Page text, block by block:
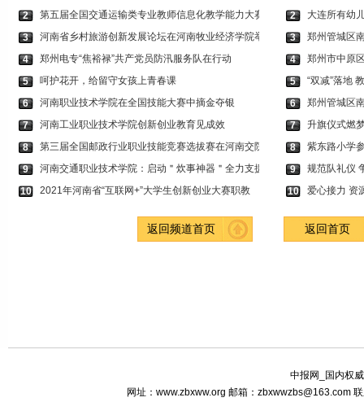
2
第五届全国交通运输类专业教师信息化教学能力大赛
3
河南省乡村旅游创新发展论坛在河南牧业经济学院举
4
郑州电专“焦裕禄”共产党员防汛服务队在行动
5
呵护花开，给留守女孩上青春课
6
河南职业技术学院在全国技能大赛中摘金夺银
7
河南工业职业技术学院创新创业教育见成效
8
第三届全国邮政行业职业技能竞赛选拔赛在河南交院
9
河南交通职业技术学院：启动＂炊事神器＂全力支援
10
2021年河南省“互联网+”大学生创新创业大赛职教
2
大连所有幼
3
郑州管城区
4
郑州市中原
5
“双减”落地
6
郑州管城区
7
升旗仪式燃
8
紫东路小学
9
规范队礼仪
10
爱心接力 资
返回频道首页 返回首页
中报网_国内权
网址：www.zbxww.org 邮箱：zbxwwzbs@163.com